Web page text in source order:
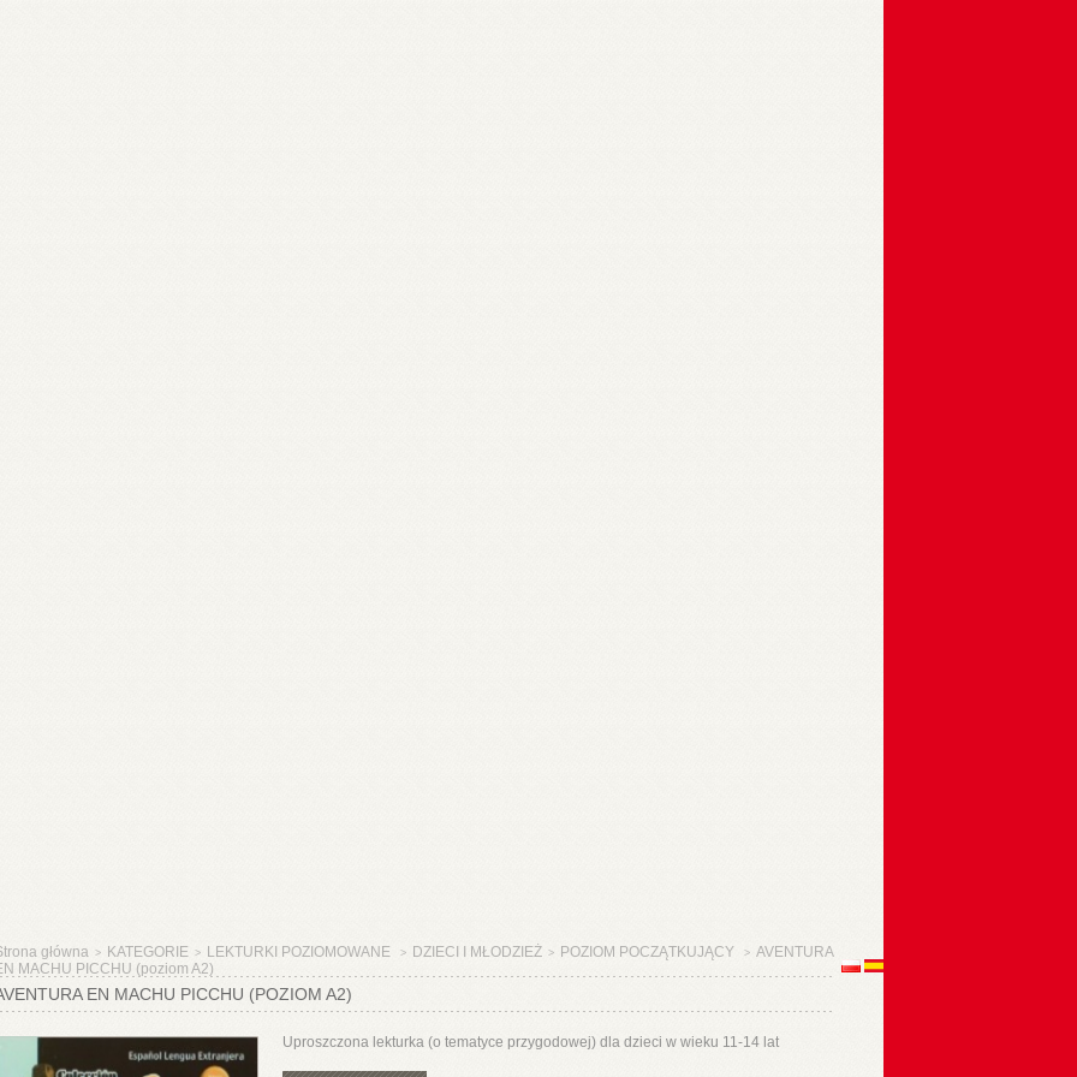
główna > KATEGORIE > LEKTURKI POZIOMOWANE > DZIECI I MŁODZIEŻ > POZIOM POCZĄTKUJĄCY > AVENTURA
MACHU PICCHU (poziom A2)
EN MACHU PICCHU (POZIOM A2)
Uproszczona lekturka (o tematyce przygodowej) dla dzieci w wieku 11-14 lat